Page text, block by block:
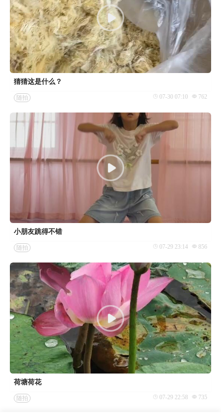
猜猜这是什么？
随拍 07-30 07:10 762
小朋友跳得不错
随拍 07-29 23:14 856
荷塘荷花
随拍 07-29 22:58 735